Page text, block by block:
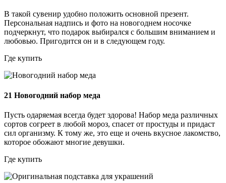
В такой сувенир удобно положить основной презент.
Персональная надпись и фото на новогоднем носочке
подчеркнут, что подарок выбирался с большим вниманием и
любовью. Пригодится он и в следующем году.
Где купить
21 Новогодний набор меда
Пусть одаряемая всегда будет здорова! Набор меда различных
сортов согреет в любой мороз, спасет от простуды и придаст
сил организму. К тому же, это еще и очень вкусное лакомство,
которое обожают многие девушки.
Где купить